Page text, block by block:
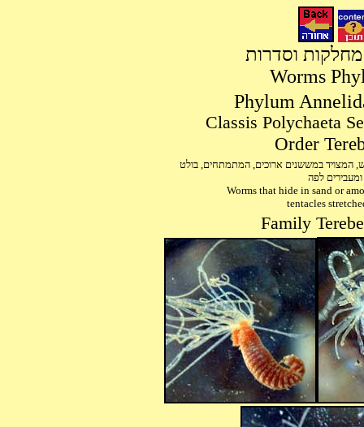
וסדרות
Worms
המצויד במששנים ארוכים, המתמתחים, בולט
לפה
Worms that hide in sand or
tentacles